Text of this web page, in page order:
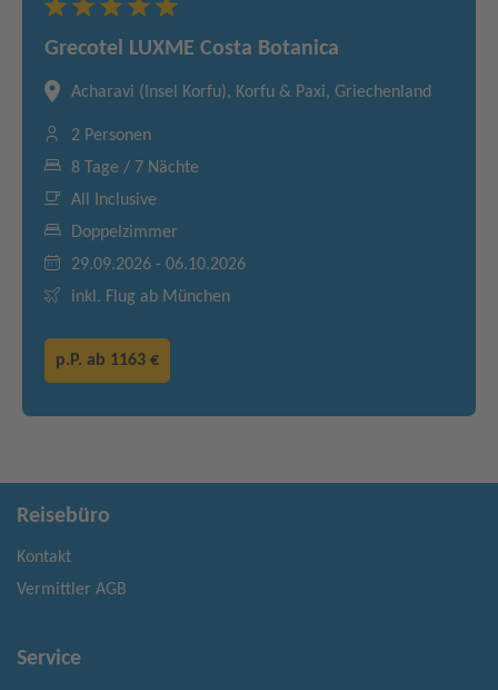
Grecotel LUXME Costa Botanica
Acharavi (Insel Korfu), Korfu & Paxi, Griechenland
2 Personen
8 Tage / 7 Nächte
All Inclusive
Doppelzimmer
29.09.2026 - 06.10.2026
inkl. Flug ab München
p.P. ab 1163 €
Reisebüro
Kontakt
Vermittler AGB
Service